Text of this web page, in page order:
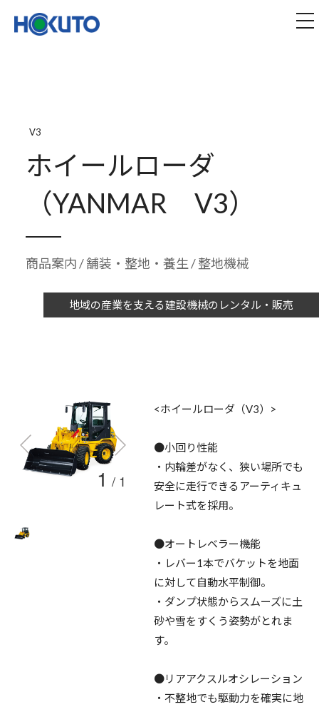
V3
ホイールローダ
（YANMAR V3）
商品案内/舗装・整地・養生/ 整地機械
地域の産業を支える建設機械のレンタル・販売
1 / 1
<ホイールローダ（V3）>
●小回り性能
・内輪差がなく、狭い場所でも
安全に走行できるアーティキュ
レート式を採用。
●オートレベラー機能
・レバー1本でバケットを地面
に対して自動水平制御。
・ダンプ状態からスムーズに土
砂や雪をすくう姿勢がとれま
す。
●リアアクスルオシレーション
・不整地でも駆動力を確実に地